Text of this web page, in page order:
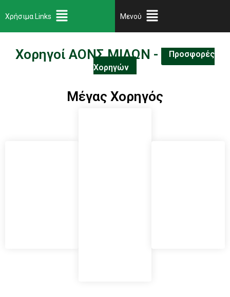
Χρήσιμα Links Μενού
Χορηγοί ΑΟΝΣ ΜΙΛΩΝ -
Προσφορές
Χορηγών
Μέγας Χορηγός